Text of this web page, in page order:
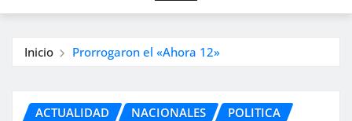
Inicio Prorrogaron el «Ahora 12»
ACTUALIDAD NACIONALES POLITICA